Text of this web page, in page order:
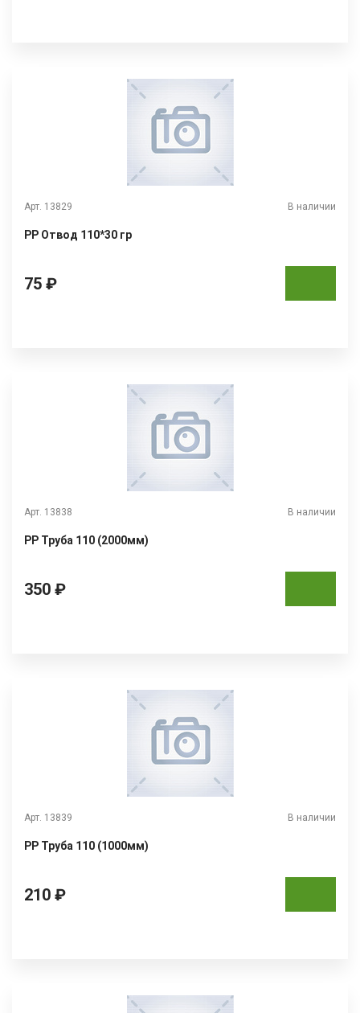
Арт. 13829 В наличии
РР Отвод 110*30 гр
75 ₽
Арт. 13838 В наличии
РР Труба 110 (2000мм)
350 ₽
Арт. 13839 В наличии
РР Труба 110 (1000мм)
210 ₽